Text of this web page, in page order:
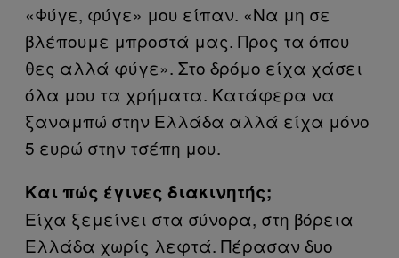
«Φύγε, φύγε» μου είπαν. «Να μη σε
βλέπουμε μπροστά μας. Προς τα όπου
θες αλλά φύγε». Στο δρόμο είχα χάσει
όλα μου τα χρήματα. Κατάφερα να
ξαναμπώ στην Ελλάδα αλλά είχα μόνο
5 ευρώ στην τσέπη μου.
Και πώς έγινες διακινητής;
Είχα ξεμείνει στα σύνορα, στη βόρεια
Ελλάδα χωρίς λεφτά. Πέρασαν δυο